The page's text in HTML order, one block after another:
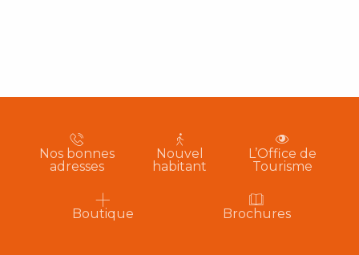
Nos bonnes
adresses
Nouvel
habitant
L’Office de
Tourisme
Boutique Brochures